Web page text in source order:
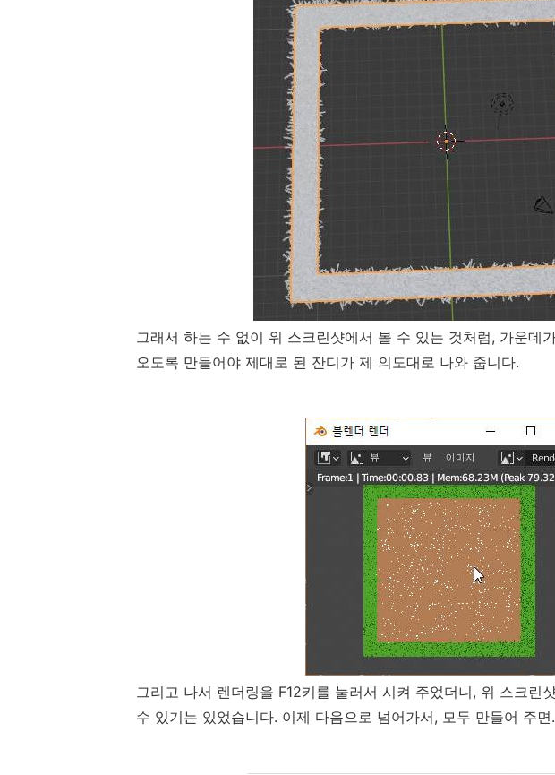
그래서 하는 수 없이 위 스크린샷에서 볼 수 있는 것처럼, 가운데
오도록 만들어야 제대로 된 잔디가 제 의도대로 나와 줍니다.
그리고 나서 렌더링을 F12키를 눌러서 시켜 주었더니, 위 스크린
수 있기는 있었습니다. 이제 다음으로 넘어가서, 모두 만들어 주면